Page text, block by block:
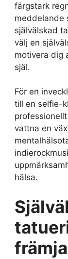
färgstark
meddelande
självälskad
välj en
motivera dig
själ.
För en
till en selfie-
vattna en
hälsa.